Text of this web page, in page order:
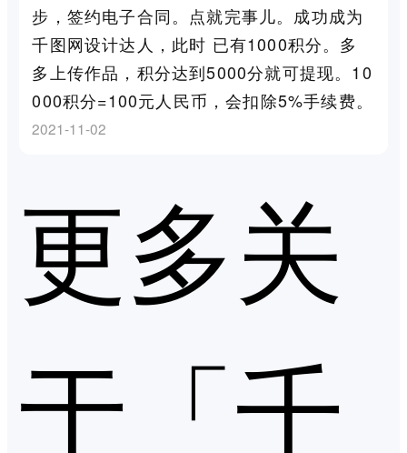
步，签约电子合同。点就完事儿。成功成为
千图网设计达人，此时 已有1000积分。多
多上传作品，积分达到5000分就可提现。10
000积分=100元人民币，会扣除5%手续费。
2021-11-02
更多关
于「千